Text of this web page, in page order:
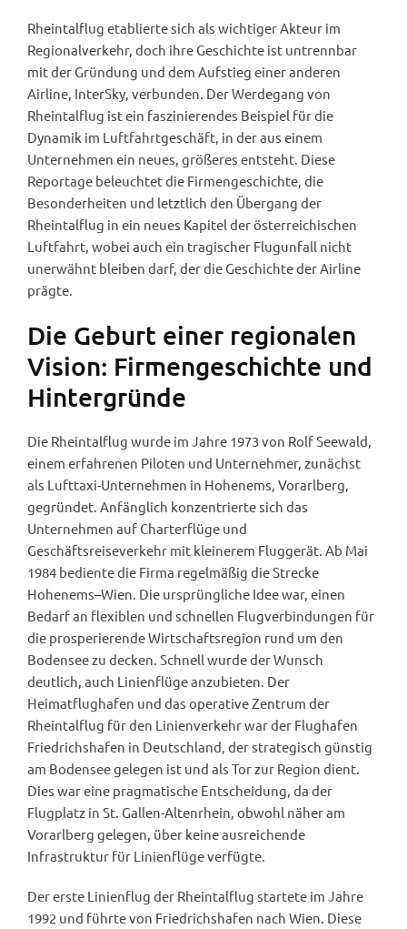
Rheintalflug etablierte sich als wichtiger Akteur im
Regionalverkehr, doch ihre Geschichte ist untrennbar
mit der Gründung und dem Aufstieg einer anderen
Airline, InterSky, verbunden. Der Werdegang von
Rheintalflug ist ein faszinierendes Beispiel für die
Dynamik im Luftfahrtgeschäft, in der aus einem
Unternehmen ein neues, größeres entsteht. Diese
Reportage beleuchtet die Firmengeschichte, die
Besonderheiten und letztlich den Übergang der
Rheintalflug in ein neues Kapitel der österreichischen
Luftfahrt, wobei auch ein tragischer Flugunfall nicht
unerwähnt bleiben darf, der die Geschichte der Airline
prägte.
Die Geburt einer regionalen
Vision: Firmengeschichte und
Hintergründe
Die Rheintalflug wurde im Jahre 1973 von Rolf Seewald,
einem erfahrenen Piloten und Unternehmer, zunächst
als Lufttaxi-Unternehmen in Hohenems, Vorarlberg,
gegründet. Anfänglich konzentrierte sich das
Unternehmen auf Charterflüge und
Geschäftsreiseverkehr mit kleinerem Fluggerät. Ab Mai
1984 bediente die Firma regelmäßig die Strecke
Hohenems–Wien. Die ursprüngliche Idee war, einen
Bedarf an flexiblen und schnellen Flugverbindungen für
die prosperierende Wirtschaftsregion rund um den
Bodensee zu decken. Schnell wurde der Wunsch
deutlich, auch Linienflüge anzubieten. Der
Heimatflughafen und das operative Zentrum der
Rheintalflug für den Linienverkehr war der Flughafen
Friedrichshafen in Deutschland, der strategisch günstig
am Bodensee gelegen ist und als Tor zur Region dient.
Dies war eine pragmatische Entscheidung, da der
Flugplatz in St. Gallen-Altenrhein, obwohl näher am
Vorarlberg gelegen, über keine ausreichende
Infrastruktur für Linienflüge verfügte.
Der erste Linienflug der Rheintalflug startete im Jahre
1992 und führte von Friedrichshafen nach Wien. Diese